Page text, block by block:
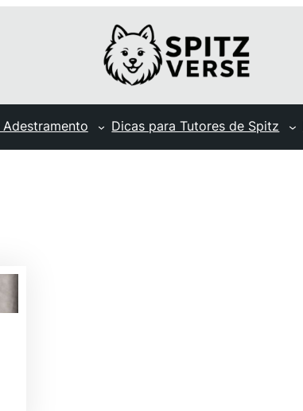
Dicas para Tutores de Spitz